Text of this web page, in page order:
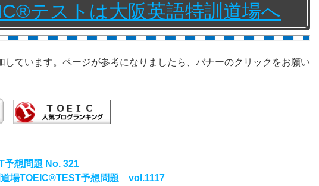
テストは大阪英語特訓道場へ
しています。ページが参考になりましたら、バナーのクリックをお願い
予想問題 No. 321
道場TOEIC®TEST予想問題 vol.1117